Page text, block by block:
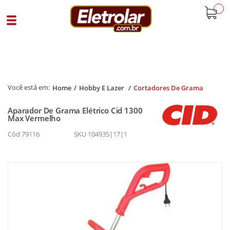
Home Hobby E Lazer Cortadores De Grama
Aparador De Grama Elétrico Cid 1300
Max Vermelho
Cód 79116 SKU 104935|17|1